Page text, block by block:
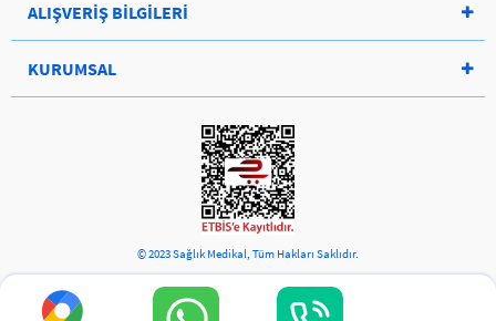
ALIŞVERİŞ BİLGİLERİ
KURUMSAL
© 2023 Sağlık Medikal, Tüm Hakları Saklıdır.